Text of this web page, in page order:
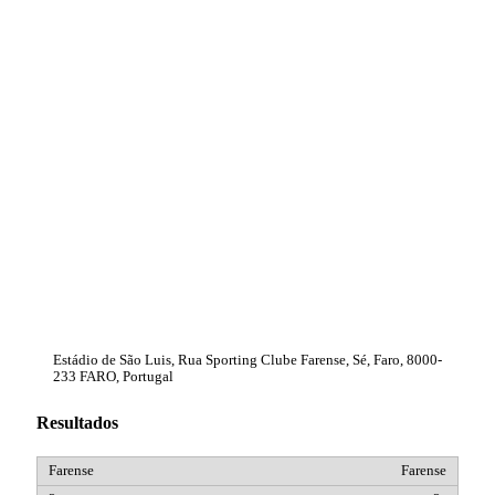
Estádio de São Luis, Rua Sporting Clube Farense, Sé, Faro, 8000-
233 FARO, Portugal
Resultados
Farense